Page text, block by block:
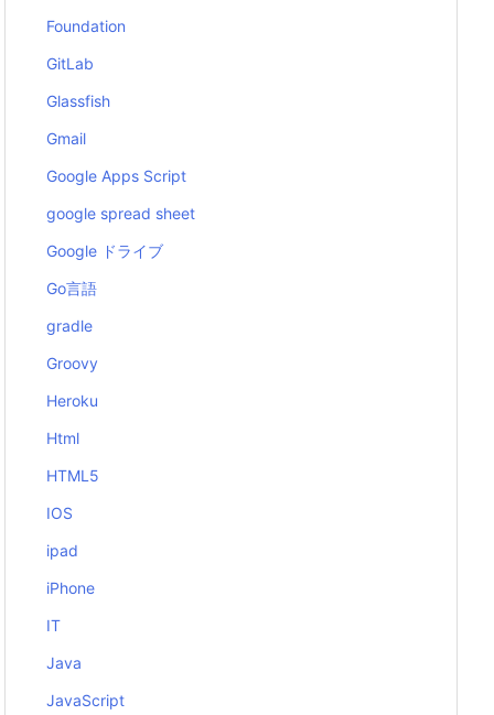
Foundation
GitLab
Glassfish
Gmail
Google Apps Script
google spread sheet
Google ドライブ
Go言語
gradle
Groovy
Heroku
Html
HTML5
IOS
ipad
iPhone
IT
Java
JavaScript